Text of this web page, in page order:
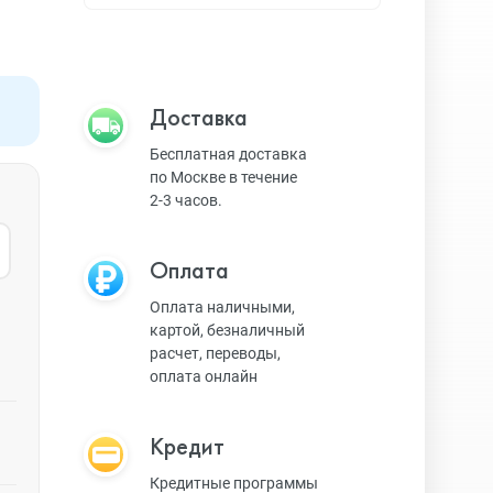
Magic Keyboard
ЗУ и кабели
Игровые консоли
Ремешки для AW
Доставка
Бесплатная доставка
по Москве в течение
2-3 часов.
Оплата
Оплата наличными,
картой, безналичный
расчет, переводы,
оплата онлайн
Кредит
Кредитные программы